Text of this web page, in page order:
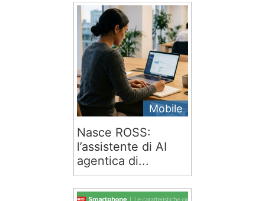
Mobile
Nasce ROSS:
l’assistente di AI
agentica di...